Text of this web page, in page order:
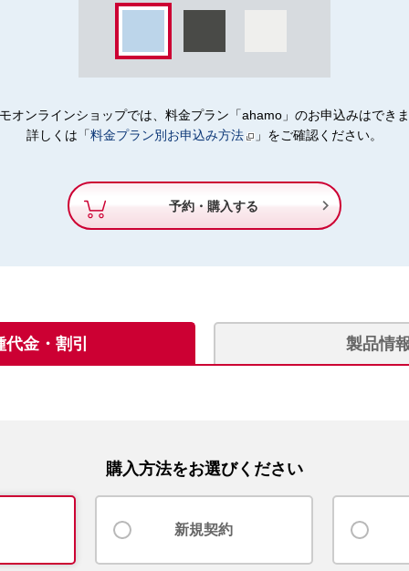
オンラインショップでは、料金プラン「ahamo」のお申込みはできま
詳しくは「料金プラン別お申込み方法 」をご確認ください。
予約・購入する 
代金・割引 製品情
購入方法をお選びください
新規契約